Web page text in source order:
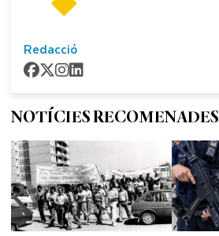
Redacció
NOTÍCIES RECOMENADES